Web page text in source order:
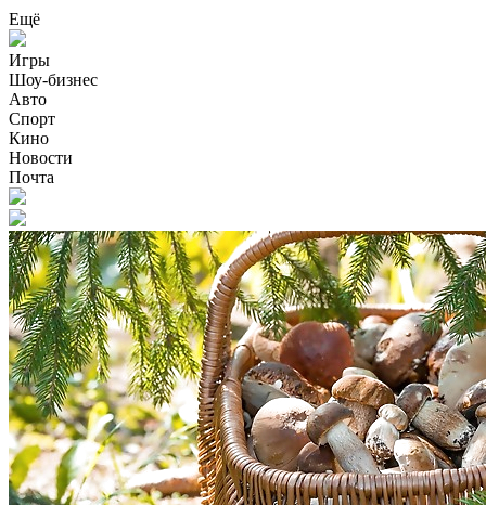
Ещё
Игры
Шоу-бизнес
Авто
Спорт
Кино
Новости
Почта